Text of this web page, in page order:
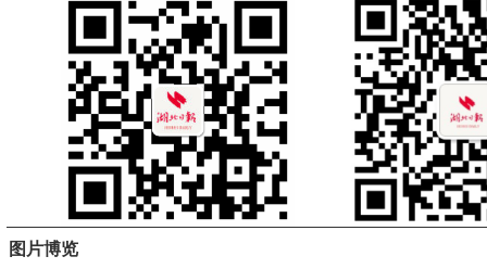
图片博览